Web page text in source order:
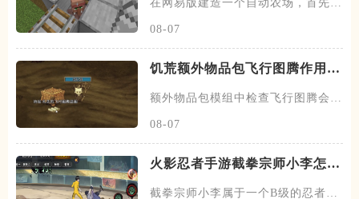
在网易版建造一个自动农场，首先找
08-07
饥荒额外物品包飞行图腾作用是
额外物品包模组中检查飞行图腾会显
08-07
火影忍者手游截拳宗师小李怎么
截拳宗师小李属于一个B级的忍者，